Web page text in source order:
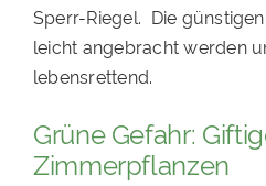
Sperr-Riegel. Die
leicht angebracht werden
lebensrettend.
Grüne Gefahr:
Zimmerpflanzen